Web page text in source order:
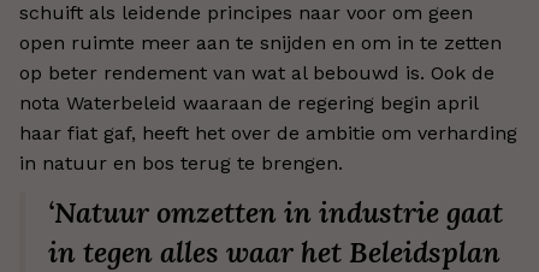
schuift als leidende principes naar voor om geen
open ruimte meer aan te snijden en om in te zetten
op beter rendement van wat al bebouwd is. Ook de
nota Waterbeleid waaraan de regering begin april
haar fiat gaf, heeft het over de ambitie om verharding
in natuur en bos terug te brengen.
‘Natuur omzetten in industrie gaat
in tegen alles waar het Beleidsplan